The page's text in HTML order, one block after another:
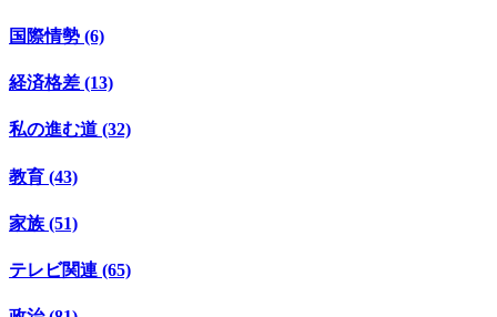
国際情勢 (6)
経済格差 (13)
私の進む道 (32)
教育 (43)
家族 (51)
テレビ関連 (65)